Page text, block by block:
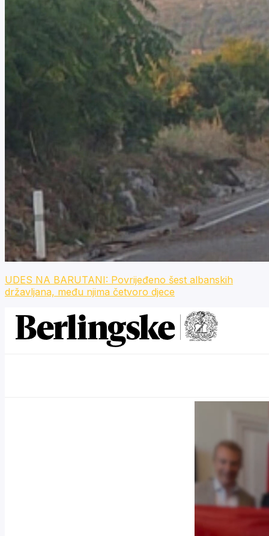
UDES NA BARUTANI: Povrijeđeno šest albanskih
državljana, među njima četvoro djece